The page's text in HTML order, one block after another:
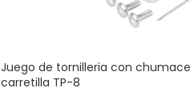
Juego de tornilleria con
carretilla TP-8